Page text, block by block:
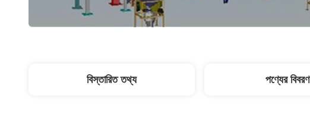
বিস্তারিত তথ্য পণ্যের বিবরণ